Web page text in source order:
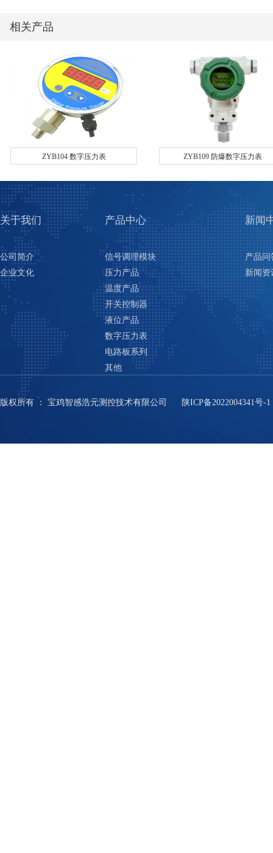
相关产品
ZYB104 数字压力表 ZYB109 防爆数字压力表
关于我们
公司简介
企业文化
产品中心
信号调理模块
压力产品
温度产品
开关控制器
液位产品
数字压力表
电路板系列
其他
新闻
产品问
新闻资
版权所有 ： 宝鸡智感浩元测控技术有限公司 陕ICP备2022004341号-1